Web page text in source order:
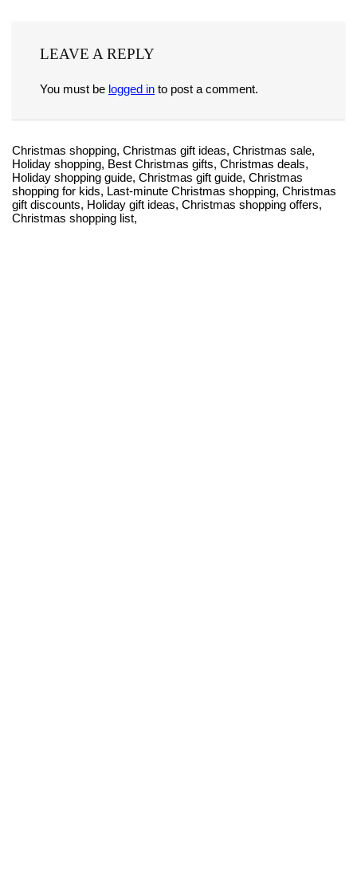
LEAVE A REPLY
You must be logged in to post a comment.
Christmas shopping, Christmas gift ideas, Christmas sale,
Holiday shopping, Best Christmas gifts, Christmas deals,
Holiday shopping guide, Christmas gift guide, Christmas
shopping for kids, Last-minute Christmas shopping, Christmas
gift discounts, Holiday gift ideas, Christmas shopping offers,
Christmas shopping list,